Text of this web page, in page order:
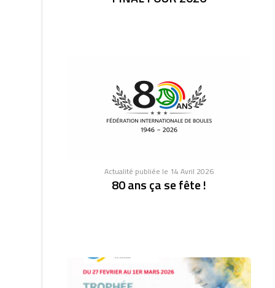
Actualité publiée le 14 Avril 2026
80 ans ça se fête !